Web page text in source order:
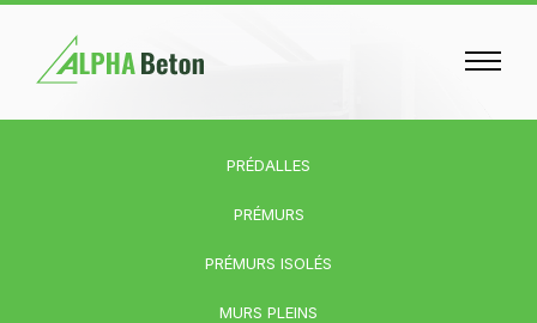
PRÉDALLES
PRÉMURS
PRÉMURS ISOLÉS
MURS PLEINS